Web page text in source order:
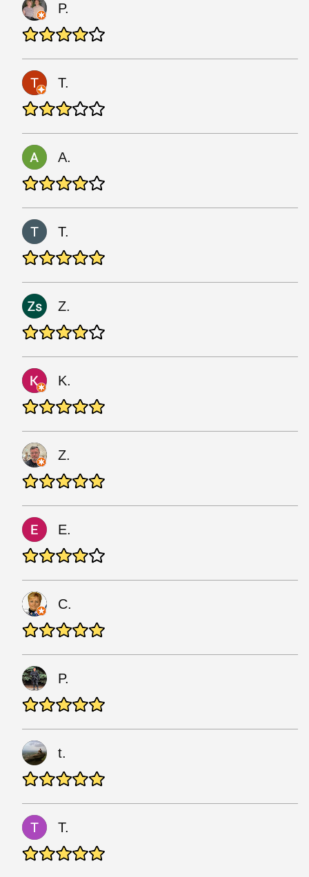
P.
T.
A.
T.
Z.
K.
Z.
E.
C.
P.
t.
T.